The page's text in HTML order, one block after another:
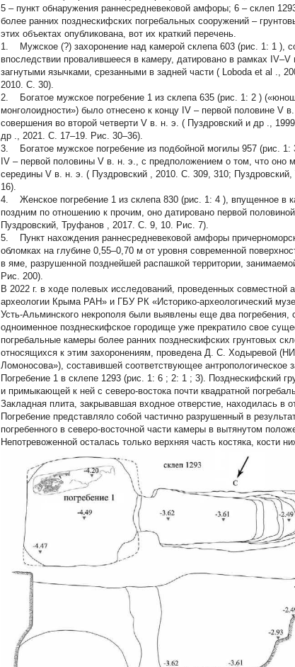
5 – пункт обнаружения раннесредневековой амфоры; 6 – склеп
более ранних позднескифских погребальных сооружений –
этих объектах опубликована, вот их краткий перечень.
1. Мужское (?) захоронение над камерой склепа 603 (рис. 1: 1 ),
впоследствии провалившееся в камеру, датировано в рамках
загнутыми язычками, срезанными в задней части ( Loboda et al .,
2010. С. 30).
2. Богатое мужское погребение 1 из склепа 635 (рис. 1: 2 )
монголоидности») было отнесено к концу IV – первой половине V
совершения во второй четверти V в. н. э. ( Пуздровский и др .,
др ., 2021. С. 17–19. Рис. 30–36).
3. Богатое мужское погребение из подбойной могилы 957 (рис. 1:
IV – первой половины V в. н. э., с предположением о том, что оно
середины V в. н. э. ( Пуздровский , 2010. С. 309, 310;
16).
4. Женское погребение 1 из склепа 830 (рис. 1: 4 ), впущенное в
поздним по отношению к прочим, оно датировано первой
Пуздровский, Труфанов , 2017. С. 9, 10. Рис. 7).
5.
Пункт нахождения раннесредневековой амфоры
обломках на глубине 0,55–0,70 м от уровня современной
в яме, разрушенной позднейшей распашкой территории,
Рис. 200).
В 2022 г. в ходе полевых исследований, проведенных совместной
археологии Крыма РАН» и ГБУ РК «Историко-археологический
Усть-Альминского некрополя были выявлены еще два погребения,
одноименное позднескифское городище уже прекратило свое
погребальные камеры более ранних позднескифских грунтовых
относящихся к этим захоронениям, проведена Д. С. Ходыревой
Ломоносова»), составившей соответствующее антропологическое
Погребение 1 в склепе 1293 (рис. 1: 6 ; 2: 1 ; 3). Позднескифский
и примыкающей к ней с северо-востока почти квадратной
Закладная плита, закрывавшая входное отверстие, находилась в
Погребение представляло собой частично разрушенный в
погребенного в северо-восточной части камеры в вытянутом
Непотревоженной осталась только верхняя часть костяка, кости